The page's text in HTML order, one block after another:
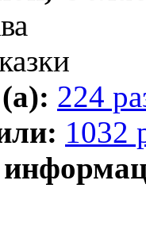
224
1032